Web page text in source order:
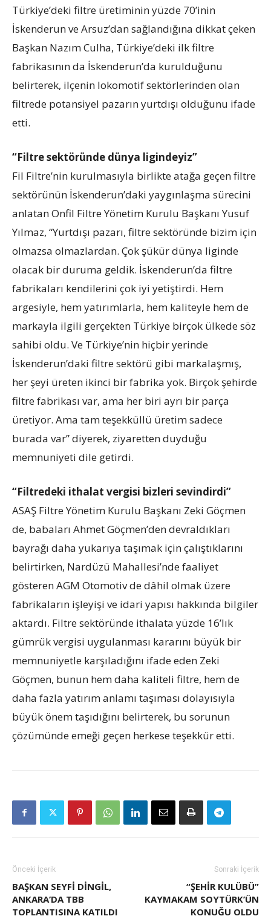
Türkiye’deki filtre üretiminin yüzde 70’inin
İskenderun ve Arsuz’dan sağlandığına dikkat çeken
Başkan Nazım Culha, Türkiye’deki ilk filtre
fabrikasının da İskenderun’da kurulduğunu
belirterek, ilçenin lokomotif sektörlerinden olan
filtrede potansiyel pazarın yurtdışı olduğunu ifade
etti.
“Filtre sektöründe dünya ligindeyiz”
Fil Filtre’nin kurulmasıyla birlikte atağa geçen filtre
sektörünün İskenderun’daki yaygınlaşma sürecini
anlatan Onfil Filtre Yönetim Kurulu Başkanı Yusuf
Yılmaz, “Yurtdışı pazarı, filtre sektöründe bizim için
olmazsa olmazlardan. Çok şükür dünya liginde
olacak bir duruma geldik. İskenderun’da filtre
fabrikaları kendilerini çok iyi yetiştirdi. Hem
argesiyle, hem yatırımlarla, hem kaliteyle hem de
markayla ilgili gerçekten Türkiye birçok ülkede söz
sahibi oldu. Ve Türkiye’nin hiçbir yerinde
İskenderun’daki filtre sektörü gibi markalaşmış,
her şeyi üreten ikinci bir fabrika yok. Birçok şehirde
filtre fabrikası var, ama her biri ayrı bir parça
üretiyor. Ama tam teşekküllü üretim sadece
burada var” diyerek, ziyaretten duyduğu
memnuniyeti dile getirdi.
“Filtredeki ithalat vergisi bizleri sevindirdi”
ASAŞ Filtre Yönetim Kurulu Başkanı Zeki Göçmen
de, babaları Ahmet Göçmen’den devraldıkları
bayrağı daha yukarıya taşımak için çalıştıklarını
belirtirken, Nardüzü Mahallesi’nde faaliyet
gösteren AGM Otomotiv de dâhil olmak üzere
fabrikaların işleyişi ve idari yapısı hakkında bilgiler
aktardı. Filtre sektöründe ithalata yüzde 16’lık
gümrük vergisi uygulanması kararını büyük bir
memnuniyetle karşıladığını ifade eden Zeki
Göçmen, bunun hem daha kaliteli filtre, hem de
daha fazla yatırım anlamı taşıması dolayısıyla
büyük önem taşıdığını belirterek, bu sorunun
çözümünde emeği geçen herkese teşekkür etti.
Önceki İçerik
BAŞKAN SEYFİ DİNGİL,
ANKARA’DA TBB
TOPLANTISINA KATILDI
Sonraki İçerik
“ŞEHIR KULÜBÜ”
KAYMAKAM SOYTÜRK’ÜN
KONUĞU OLDU